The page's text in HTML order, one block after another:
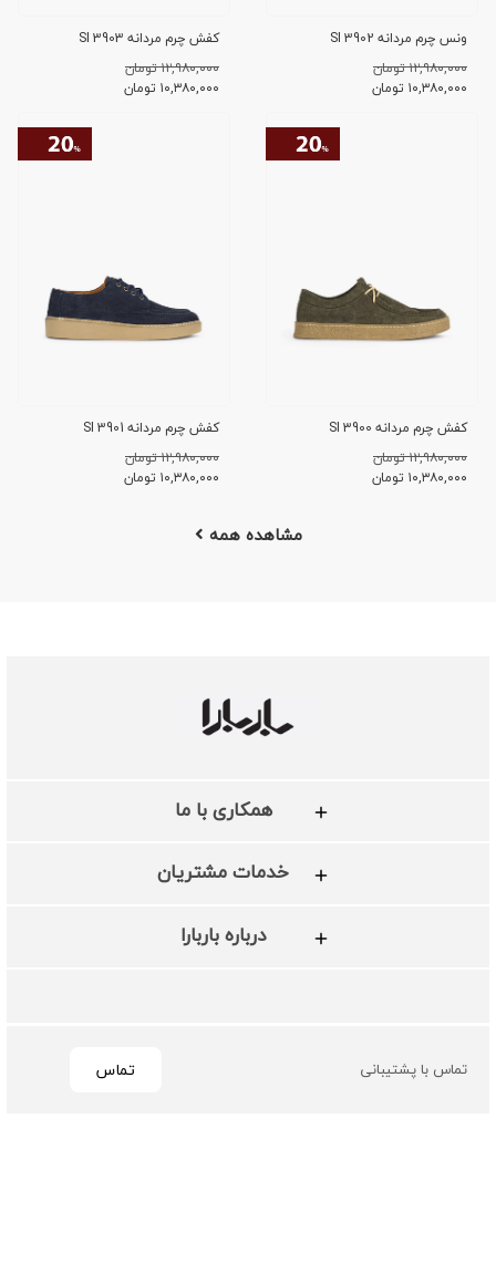
ونس چرم مردانه SI 3902
۱۲,۹۸۰,۰۰۰ تومان
۱۰,۳۸۰,۰۰۰ تومان
کفش چرم مردانه SI 3903
۱۲,۹۸۰,۰۰۰ تومان
۱۰,۳۸۰,۰۰۰ تومان
کفش چرم مردانه SI 3900
۱۲,۹۸۰,۰۰۰ تومان
۱۰,۳۸۰,۰۰۰ تومان
کفش چرم مردانه SI 3901
۱۲,۹۸۰,۰۰۰ تومان
۱۰,۳۸۰,۰۰۰ تومان
مشاهده همه
همکاری با ما
خدمات مشتریان
درباره باربارا
تماس با پشتیبانی تماس